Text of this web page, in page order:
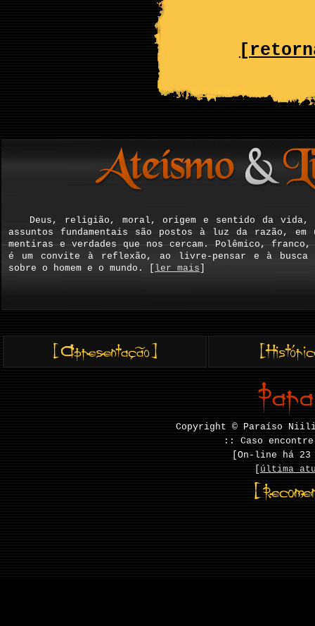
Deus, religião, moral, origem e sentido da
assuntos fundamentais são postos à luz da razão,
mentiras e verdades que nos cercam. Polêmico,
é um convite à reflexão, ao livre-pensar e à busca
sobre o homem e o mundo. [ ler mais
Copyright © Paraíso
:: Caso
[On-line há
última